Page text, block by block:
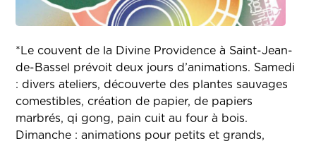
*Le couvent de la Divine Providence à Saint-Jean-
de-Bassel prévoit deux jours d’animations. Samedi
: divers ateliers, découverte des plantes sauvages
comestibles, création de papier, de papiers
marbrés, qi gong, pain cuit au four à bois.
Dimanche : animations pour petits et grands,